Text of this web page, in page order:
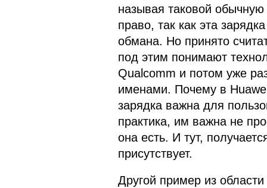
называя таковой
право, так как эта
обмана. Но принято
под этим понимают
Qualcomm и потом уже
именами. Почему в
зарядка важна для
практика, им важна не
она есть. И тут,
присутствует.
Другой пример из